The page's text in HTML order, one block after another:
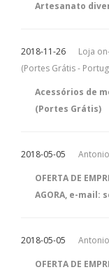
Artesanato
2018-11-26 Loja
(Portes Grátis -
Acessórios de
(Portes Grátis)
2018-05-05
OFERTA DE
AGORA, e-mail:
2018-05-05
OFERTA DE